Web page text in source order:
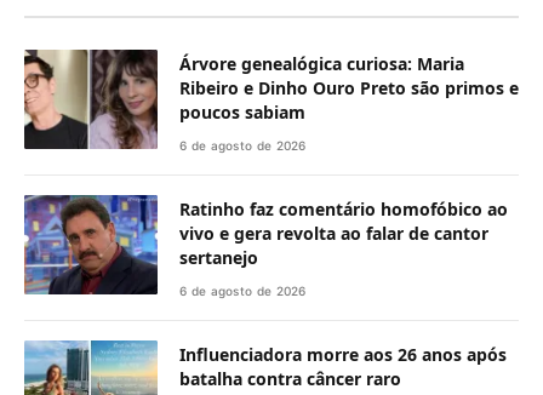
Árvore genealógica curiosa: Maria
Ribeiro e Dinho Ouro Preto são primos e
poucos sabiam
6 de agosto de 2026
Ratinho faz comentário homofóbico ao
vivo e gera revolta ao falar de cantor
sertanejo
6 de agosto de 2026
Influenciadora morre aos 26 anos após
batalha contra câncer raro